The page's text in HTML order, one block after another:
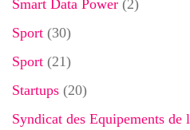
Smart Data Power (2)
Sport (30)
Sport (21)
Startups (20)
Syndicat des Equipements de